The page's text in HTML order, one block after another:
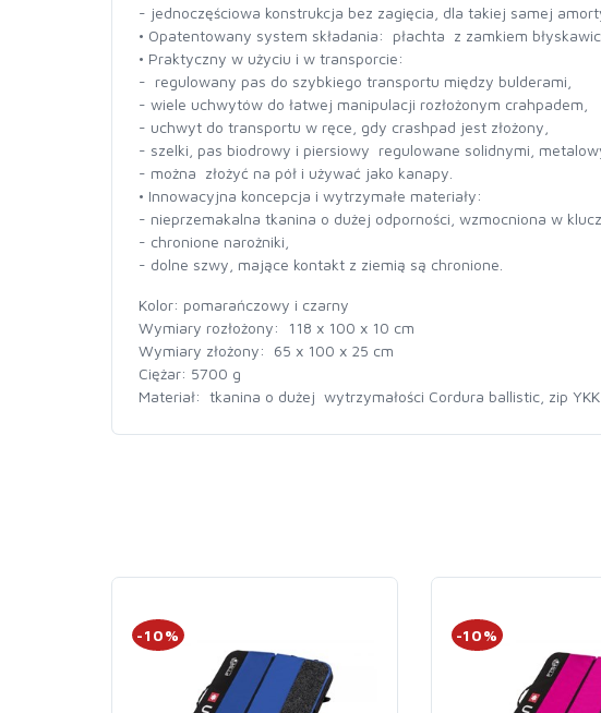
- jednoczęściowa konstrukcja bez zagięcia, dla takiej samej
• Opatentowany system składania: płachta z zamkiem
• Praktyczny w użyciu i w transporcie:
- regulowany pas do szybkiego transportu między bulderami,
- wiele uchwytów do łatwej manipulacji rozłożonym crahpadem,
- uchwyt do transportu w ręce, gdy crashpad jest złożony,
- szelki, pas biodrowy i piersiowy regulowane solidnymi,
- można złożyć na pół i używać jako kanapy.
• Innowacyjna koncepcja i wytrzymałe materiały:
- nieprzemakalna tkanina o dużej odporności, wzmocniona w
- chronione narożniki,
- dolne szwy, mające kontakt z ziemią są chronione.
Kolor: pomarańczowy i czarny
Wymiary rozłożony: 118 x 100 x 10 cm
Wymiary złożony: 65 x 100 x 25 cm
Ciężar: 5700 g
Materiał: tkanina o dużej wytrzymałości Cordura ballistic, zip
-10% -10%